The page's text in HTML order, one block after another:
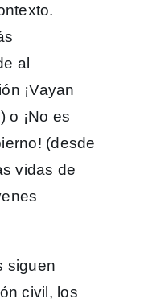
al
¡Vayan
o ¡No es
(desde
vidas de
siguen
civil, los